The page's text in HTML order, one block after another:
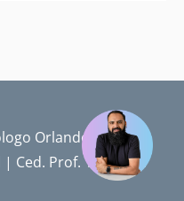
Orlando Pérez |
Ced. Prof. 14719701